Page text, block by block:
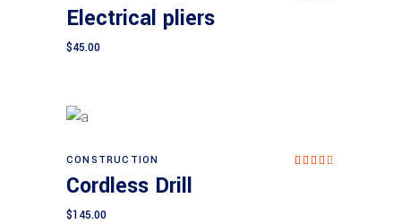
Electrical pliers
$45.00
CONSTRUCTION
Cordless Drill
$145.00